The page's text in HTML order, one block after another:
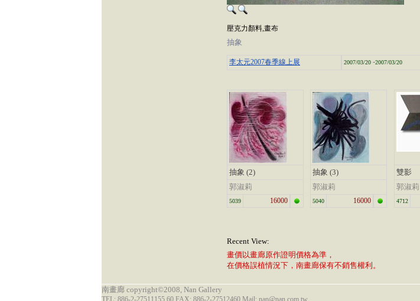
壓克力顏料,畫布
抽象
李太元2007春季線上展 2007/03/20 -2007/03/20
抽象 (2)
郭淑莉
5039 16000
抽象 (3)
郭淑莉
5040 16000
雙影
郭淑莉
4712
Recent View:
畫價以畫廊原作證明價格為準，
在價格誤植情況下，南畫廊保有不銷售權利。
南畫廊 copyright©2008, Nan Gallery
TEL: 886-2-27511155 60 FAX: 886-2-27512460 Mail: nan@nan.com.tw